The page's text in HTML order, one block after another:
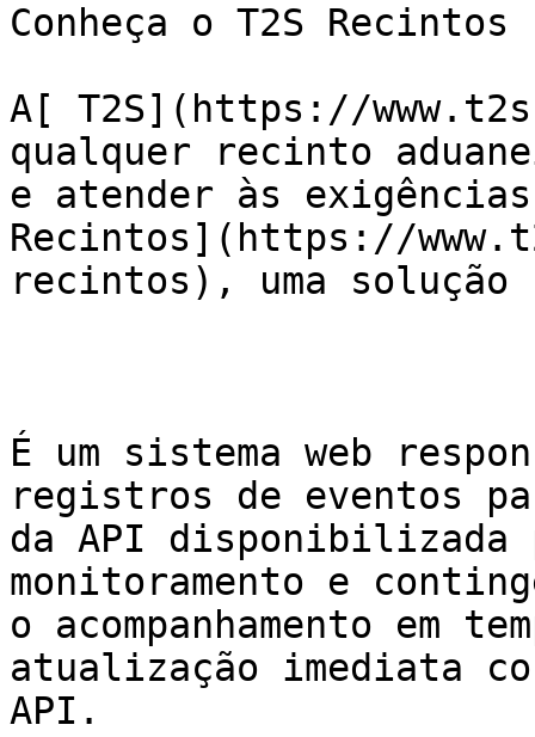
Conheça o T2S Recintos
A[ T2S](https://
qualquer recinto
e atender às
Recintos](https://
recintos), uma
É um sistema web
registros de eventos
da API disponibilizada
monitoramento e
o acompanhamento em
atualização imediata
API.